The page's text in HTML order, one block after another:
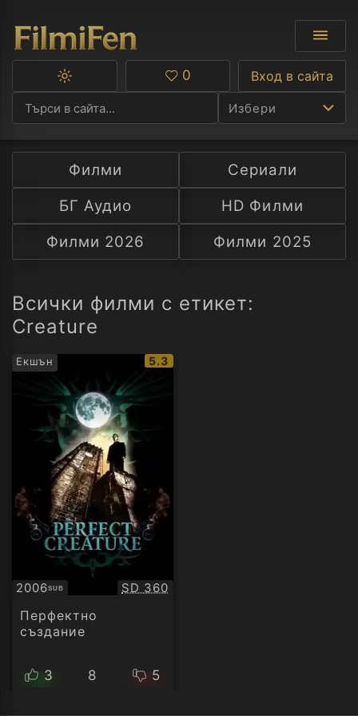
Избери
Ф
С
А
Превключване
тъмна
тема
Любими
0 Вход в сайта
Филми
Сериали
БГ Аудио
HD Филми
Филми 2026
Филми 2025
Всички филми с етикет:
Creature
Екшън
IMDb
5.3
2006SUB
Субтитри Качество:
SD 360
Перфектно
създание
3 8 5